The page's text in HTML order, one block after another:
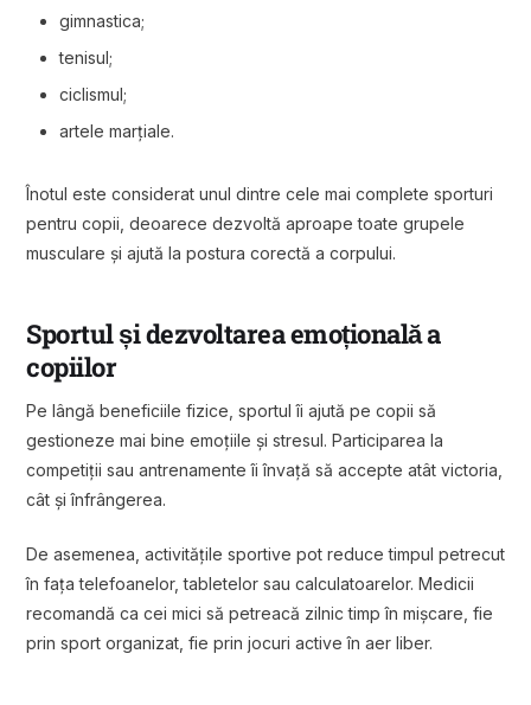
gimnastica;
tenisul;
ciclismul;
artele marțiale.
Înotul este considerat unul dintre cele mai complete sporturi
pentru copii, deoarece dezvoltă aproape toate grupele
musculare și ajută la postura corectă a corpului.
Sportul și dezvoltarea emoțională a
copiilor
Pe lângă beneficiile fizice, sportul îi ajută pe copii să
gestioneze mai bine emoțiile și stresul. Participarea la
competiții sau antrenamente îi învață să accepte atât victoria,
cât și înfrângerea.
De asemenea, activitățile sportive pot reduce timpul petrecut
în fața telefoanelor, tabletelor sau calculatoarelor. Medicii
recomandă ca cei mici să petreacă zilnic timp în mișcare, fie
prin sport organizat, fie prin jocuri active în aer liber.